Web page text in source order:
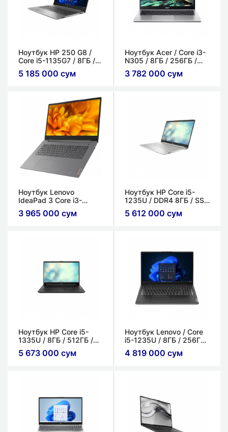
Ноутбук HP 250 G8 /
Core i5-1135G7 / 8ГБ /
256ГБ / 15.6'' FHD IPS
5 185 000 сум
Ноутбук Acer / Core i3-
N305 / 8ГБ / 256ГБ /
15.6'' FHD IPS
3 782 000 сум
Ноутбук Lenovo
IdeaPad 3 Core i3-
1305U / 8ГБ / SSD
256ГБ / 15.6'' FHD
3 965 000 сум
Ноутбук HP Core i5-
1235U / DDR4 8ГБ / SSD
512ГБ / 15.6'' FHD LED
Display
5 612 000 сум
Ноутбук HP Core i5-
1335U / 8ГБ / 512ГБ /
15,6'' FHD
5 673 000 сум
Ноутбук Lenovo / Core
i5-1235U / 8ГБ / 256ГБ /
15.6'' FHD + Сумка
4 819 000 сум